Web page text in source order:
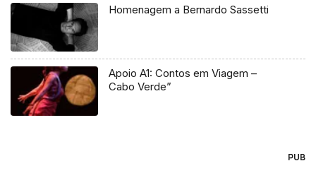
Homenagem a Bernardo Sassetti
Apoio A1: Contos em Viagem –
Cabo Verde”
PUB